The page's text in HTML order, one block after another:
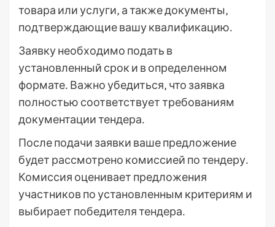
товара или услуги‚ а также документы‚
подтверждающие вашу квалификацию․
Заявку необходимо подать в
установленный срок и в определенном
формате․ Важно убедиться‚ что заявка
полностью соответствует требованиям
документации тендера․
После подачи заявки ваше предложение
будет рассмотрено комиссией по тендеру․
Комиссия оценивает предложения
участников по установленным критериям и
выбирает победителя тендера․